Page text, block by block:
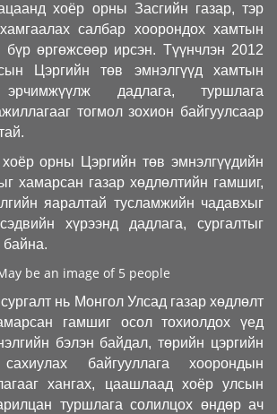
хоёр орны Засгийн газар, тэр
салбар хоорондох хамтын
өргөжсөөр ирсэн. Түүнчлэн 2012
Цэргийн төв эмнэлгүүд хамтын
эрчимжүүлж дадлага, туршлага
тогмол зохион байгуулсаар
орны Цэргийн төв эмнэлгүүдийн
хамарсан газар хөдлөлтийн гамшиг,
яаралтай тусламжийн чадавхыг
хүрээнд дадлага, сургалтыг
байна.
нь Монгол Улсад газар хөдлөлт
гамшиг осол тохиолдох үед
бэлэн байдал, төрийн цэргийн
байгууллага хоорондын
хангах, цаашлаад хоёр улсын
туршлага солилцох өндөр ач